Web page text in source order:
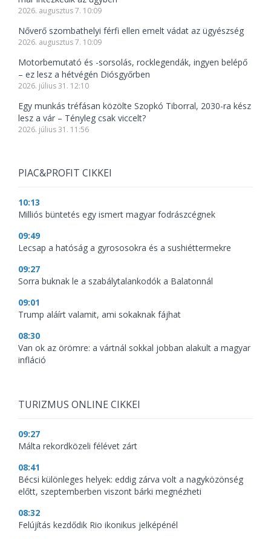
2026. augusztus 7. 10:09
Nőverő szombathelyi férfi ellen emelt vádat az ügyészség
2026. augusztus 7. 10:09
Motorbemutató és -sorsolás, rocklegendák, ingyen belépő
– ez lesz a hétvégén Diósgyőrben
2026. július 31. 12:10
Egy munkás tréfásan közölte Szopkó Tiborral, 2030-ra kész
lesz a vár – Tényleg csak viccelt?
2026. július 31. 11:56
PIAC&PROFIT CIKKEI
10:13
Milliós büntetés egy ismert magyar fodrászcégnek
09:49
Lecsap a hatóság a gyrososokra és a sushiéttermekre
09:27
Sorra buknak le a szabálytalankodók a Balatonnál
09:01
Trump aláírt valamit, ami sokaknak fájhat
08:30
Van ok az örömre: a vártnál sokkal jobban alakult a magyar
infláció
TURIZMUS ONLINE CIKKEI
09:27
Málta rekordközeli félévet zárt
08:41
Bécsi különleges helyek: eddig zárva volt a nagyközönség
előtt, szeptemberben viszont bárki megnézheti
08:32
Felújítás kezdődik Rio ikonikus jelképénél